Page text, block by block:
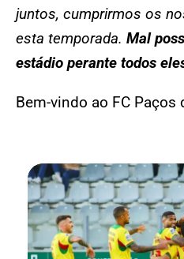
juntos, cumprirmos os
esta temporada. Mal
estádio perante todos
Bem-vindo ao FC Paços